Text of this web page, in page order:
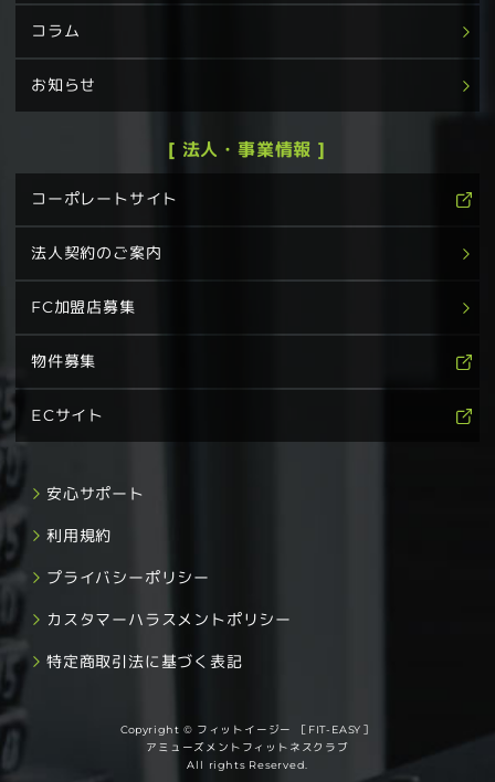
コラム
お知らせ
[ 法人・事業情報 ]
コーポレートサイト
法人契約のご案内
FC加盟店募集
物件募集
ECサイト
安心サポート
利用規約
プライバシーポリシー
カスタマーハラスメントポリシー
特定商取引法に基づく表記
Copyright © フィットイージー ［FIT-EASY］
アミューズメントフィットネスクラブ
All rights Reserved.